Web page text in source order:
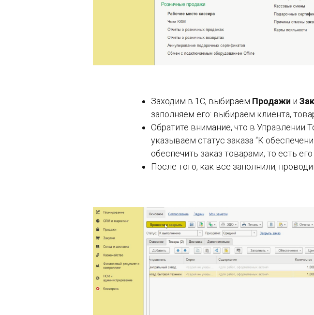
Заходим в 1С, выбираем Продажи и
заполняем его: выбираем клиента,
Обратите внимание, что в Управлении
указываем статус заказа “К
обеспечить заказ товарами, то есть
После того, как все заполнили,